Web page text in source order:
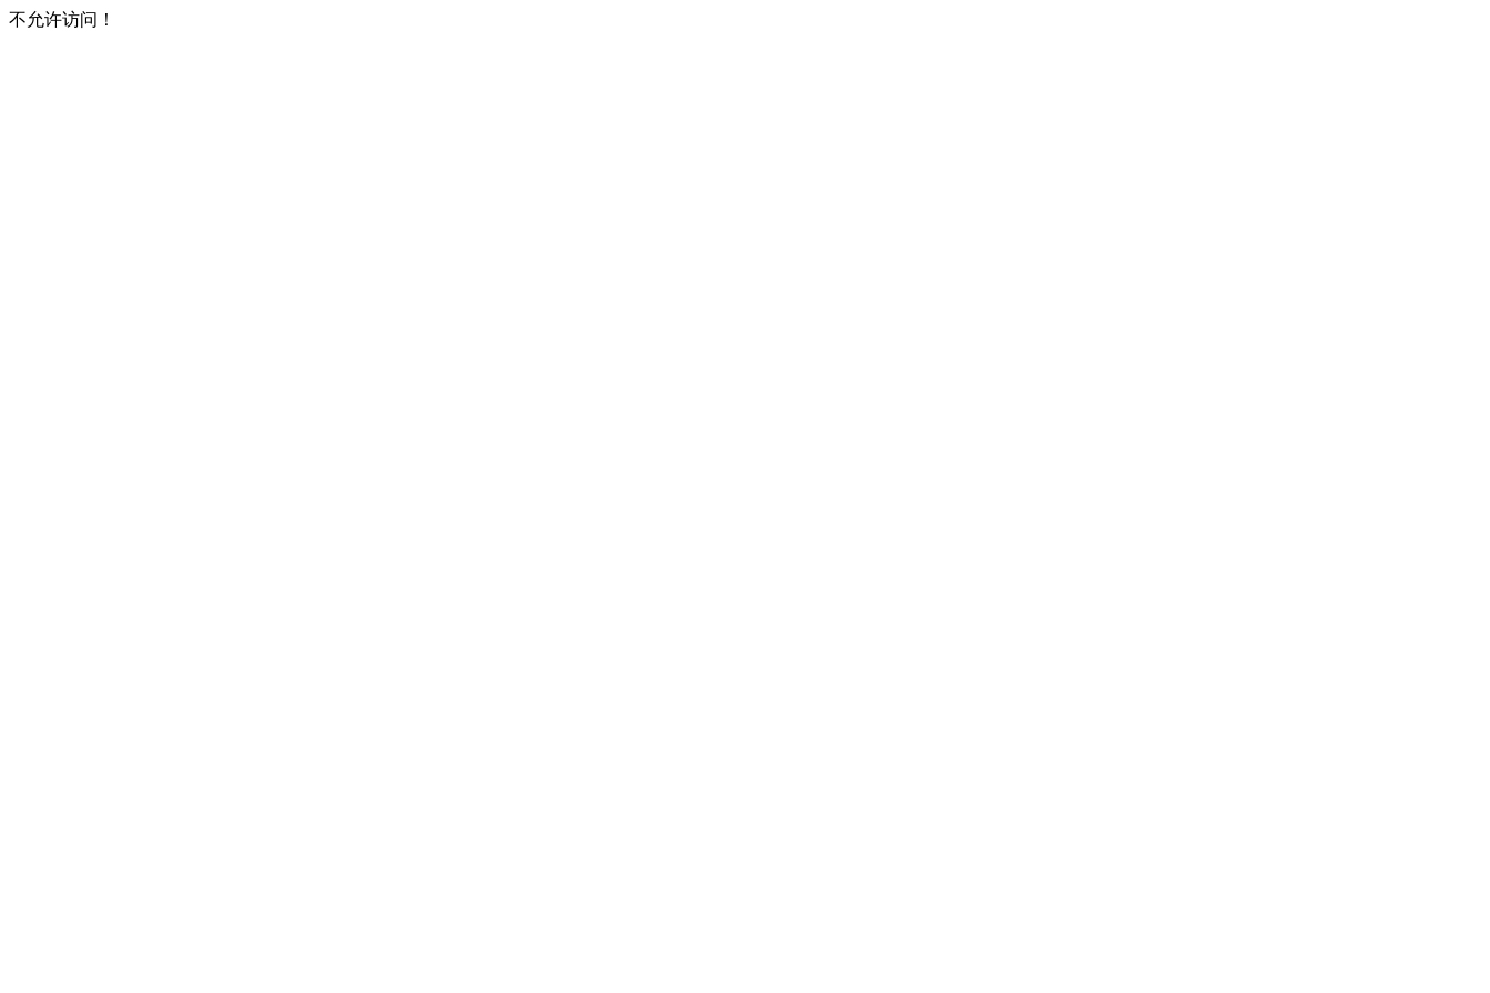
不允许访问！